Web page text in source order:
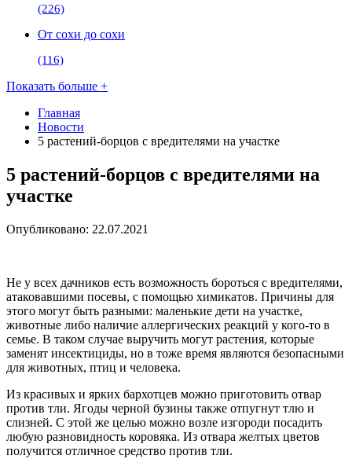
(226)
От сохи до сохи
(116)
Показать больше +
Главная
Новости
5 растений-борцов с вредителями на участке
5 растений-борцов с вредителями на
участке
Опубликовано: 22.07.2021
Не у всех дачников есть возможность бороться с вредителями,
атаковавшими посевы, с помощью химикатов. Причины для
этого могут быть разными: маленькие дети на участке,
животные либо наличие аллергических реакций у кого-то в
семье. В таком случае выручить могут растения, которые
заменят инсектициды, но в тоже время являются безопасными
для животных, птиц и человека.
Из красивых и ярких бархотцев можно приготовить отвар
против тли. Ягоды черной бузины также отпугнут тлю и
слизней. С этой же целью можно возле изгороди посадить
любую разновидность коровяка. Из отвара желтых цветов
получится отличное средство против тли.